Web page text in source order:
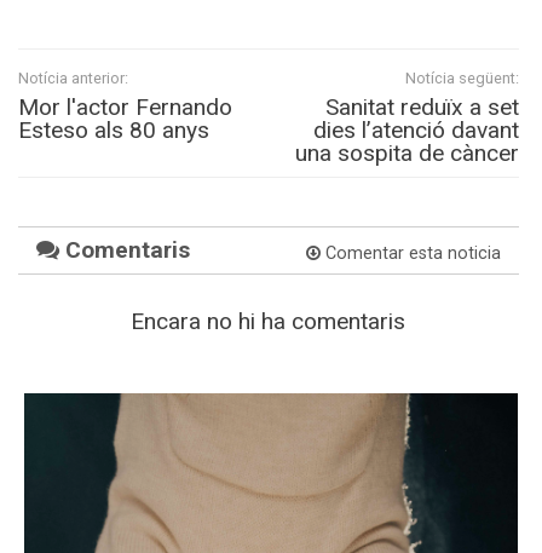
Notícia anterior:
Mor l'actor Fernando
Esteso als 80 anys
Notícia següent:
Sanitat reduïx a set
dies l’atenció davant
una sospita de càncer
Comentaris Comentar esta noticia
Encara no hi ha comentaris